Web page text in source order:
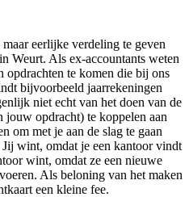
eerlijke verdeling te geven
Weurt. Als ex-accountants weten
opdrachten te komen die bij ons
bijvoorbeeld jaarrekeningen
niet echt van het doen van de
opdracht) te koppelen aan
om met je aan de slag te gaan
wint, omdat je een kantoor vindt
wint, omdat ze een nieuwe
Als beloning van het maken
een kleine fee.